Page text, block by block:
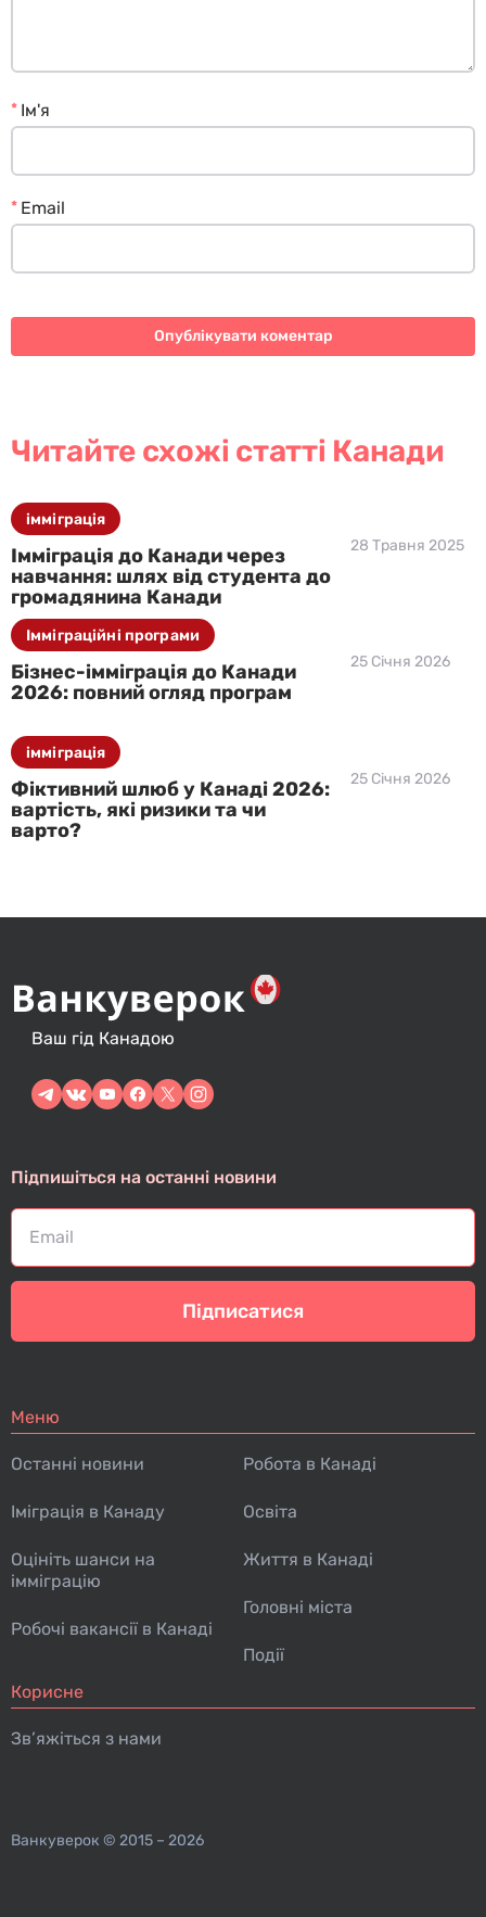
Ім'я
*
Email
*
Читайте схожі статті Канади
Імміграція до Канади через
навчання: шлях від студента до
громадянина Канади
28 Травня 2025
імміграція
Бізнес-імміграція до Канади
2026: повний огляд програм
25 Січня 2026
Імміграційні програми
Фіктивний шлюб у Канаді 2026:
вартість, які ризики та чи
варто?
25 Січня 2026
імміграція
Ваш гід Канадою
Підпишіться на останні новини
Підписатися
Меню
Останні новини
Іміграція в Канаду
Оцініть шанси на
імміграцію
Робочі вакансії в Канаді
Робота в Канаді
Освіта
Життя в Канаді
Головні міста
Події
Корисне
Зв’яжіться з нами
Ванкуверок © 2015 – 2026